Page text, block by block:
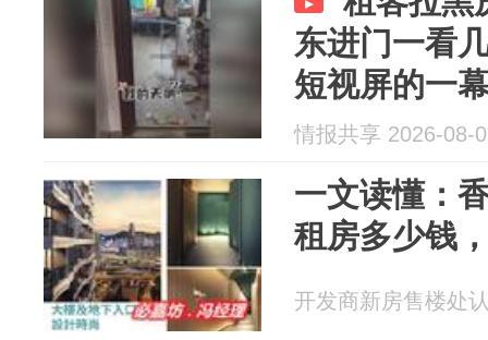
东进门一看
短视屏的一
情报共享 2026-08-
一文读懂：
租房多少钱
开发商新房售楼处